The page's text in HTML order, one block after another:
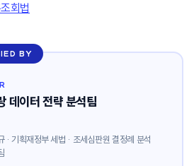
회법
BY
데이터 전략 분석팀
· 기획재정부 세법 · 조세심판원 결정례 분석